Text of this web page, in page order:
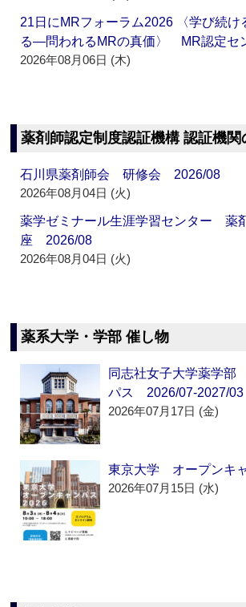
21日にMRフォーラム2026 〈学び続け
る―問われるMRの真価〉 MR認定セ
2026年08月06日 (木)
薬剤師認定制度認証機構 認証機
石川県薬剤師会 研修会 2026/08
2026年08月04日 (火)
薬学ゼミナール生涯学習センター 薬
座 2026/08
2026年08月04日 (火)
薬系大学・学部 催し物
同志社女子大学薬学
パス 2026/07-2027/03
2026年07月17日 (金)
東京大学 オープンキ
2026年07月15日 (水)